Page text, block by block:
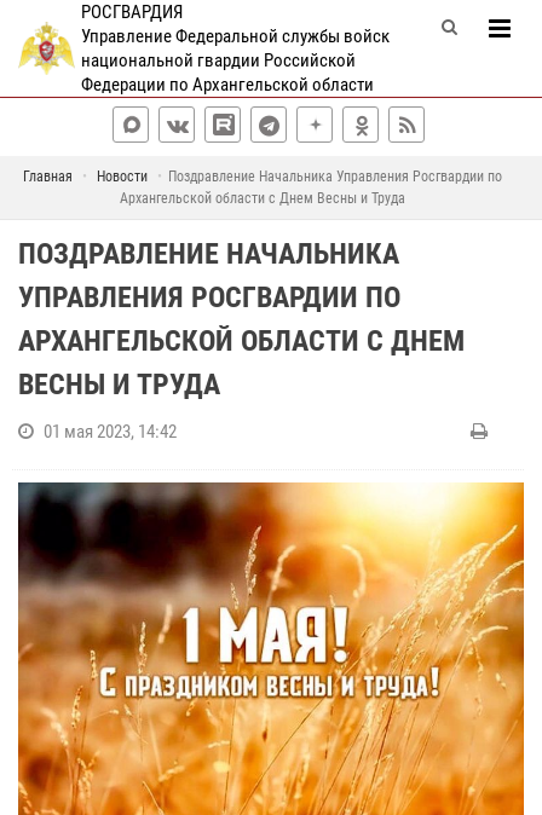
РОСГВАРДИЯ
Управление Федеральной службы войск
национальной гвардии Российской
Федерации по Архангельской области
Главная Новости
Поздравление Начальника Управления Росгвардии по
Архангельской области с Днем Весны и Труда
ПОЗДРАВЛЕНИЕ НАЧАЛЬНИКА
УПРАВЛЕНИЯ РОСГВАРДИИ ПО
АРХАНГЕЛЬСКОЙ ОБЛАСТИ С ДНЕМ
ВЕСНЫ И ТРУДА
01 мая 2023, 14:42